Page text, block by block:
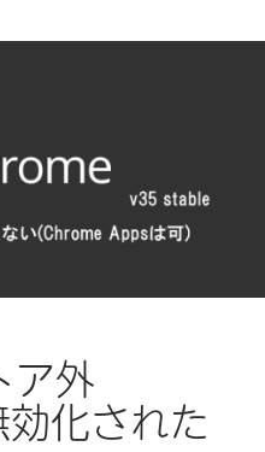
外
化された